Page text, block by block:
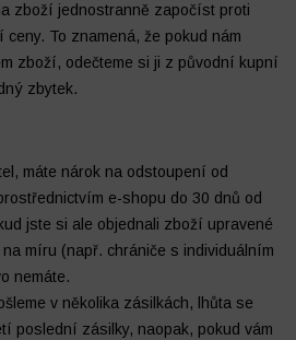
zboží jednostranně započíst proti
To znamená, že pokud nám
zboží, odečteme si ji z původní kupní
zbytek.
máte nárok na odstoupení od
e-shopu do 30 dnů od
jste si ale objednali zboží upravené
míru (např. chrániče s individuálním
nemáte.
v několika zásilkách, lhůta se
poslední zásilky, naopak, pokud vám